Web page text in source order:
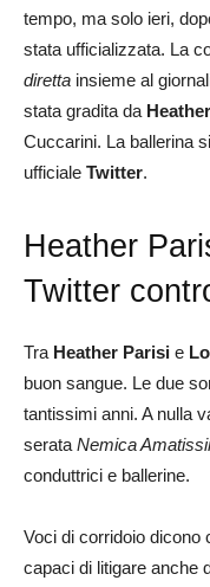
tempo, ma solo ieri,
stata ufficializzata. La
diretta insieme al
stata gradita da
Cuccarini. La ballerina
ufficiale Twitter.
Heather
Twitter
Tra Heather Parisi e
buon sangue. Le due
tantissimi anni. A nulla
serata Nemica
conduttrici e ballerine.
Voci di corridoio dicono
capaci di litigare anche